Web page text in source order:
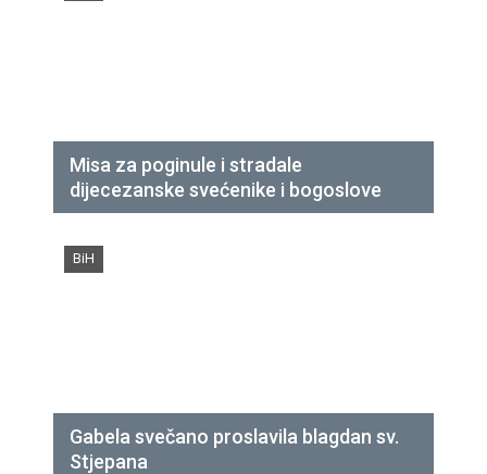
Misa za poginule i stradale
dijecezanske svećenike i bogoslove
BiH
Gabela svečano proslavila blagdan sv.
Stjepana